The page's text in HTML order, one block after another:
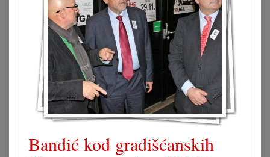
Bandić kod gradišćanskih